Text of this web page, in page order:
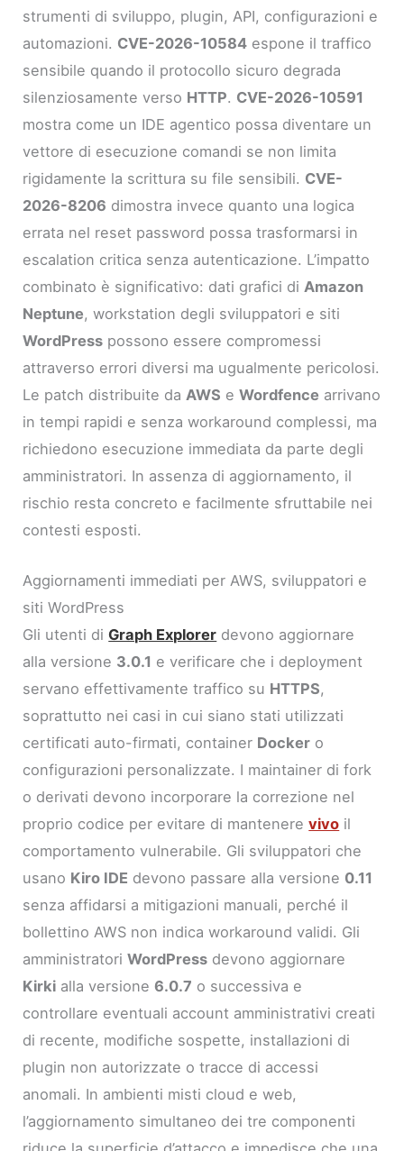
strumenti di sviluppo, plugin, API, configurazioni e
automazioni. CVE-2026-10584 espone il traffico
sensibile quando il protocollo sicuro degrada
silenziosamente verso HTTP. CVE-2026-10591
mostra come un IDE agentico possa diventare un
vettore di esecuzione comandi se non limita
rigidamente la scrittura su file sensibili. CVE-
2026-8206 dimostra invece quanto una logica
errata nel reset password possa trasformarsi in
escalation critica senza autenticazione. L’impatto
combinato è significativo: dati grafici diAmazon
Neptune, workstation degli sviluppatori e siti
WordPress possono essere compromessi
attraverso errori diversi ma ugualmente pericolosi.
Le patch distribuite daAWS eWordfence arrivano
in tempi rapidi e senza workaround complessi, ma
richiedono esecuzione immediata da parte degli
amministratori. In assenza di aggiornamento, il
rischio resta concreto e facilmente sfruttabile nei
contesti esposti.
Aggiornamenti immediati per AWS, sviluppatori e
siti WordPress
Gli utenti diGraph Explorer devono aggiornare
alla versione 3.0.1 e verificare che i deployment
servano effettivamente traffico su HTTPS,
soprattutto nei casi in cui siano stati utilizzati
certificati auto-firmati, container Docker o
configurazioni personalizzate. I maintainer di fork
o derivati devono incorporare la correzione nel
proprio codice per evitare di mantenerevivo il
comportamento vulnerabile. Gli sviluppatori che
usano Kiro IDE devono passare alla versione 0.11
senza affidarsi a mitigazioni manuali, perché il
bollettino AWS non indica workaround validi. Gli
amministratoriWordPress devono aggiornare
Kirki alla versione6.0.7 o successiva e
controllare eventuali account amministrativi creati
di recente, modifiche sospette, installazioni di
plugin non autorizzate o tracce di accessi
anomali. In ambienti misti cloud e web,
l’aggiornamento simultaneo dei tre componenti